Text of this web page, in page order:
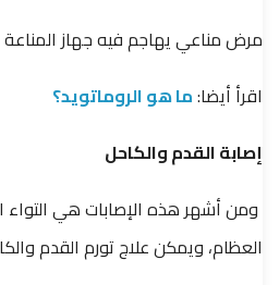
مرض مناعي يهاجم فيه جهاز
اقرأ أيضا:ما هو الروماتويد؟
إصابة القدم والكاحل
ومن أشهر هذه الإصابات هي التواء
العظام، ويمكن علاج تورم القدم